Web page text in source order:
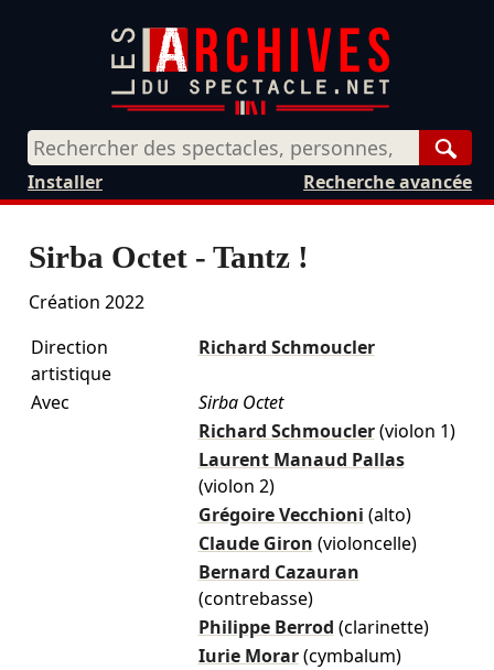
Recherche avancée
Installer
Sirba Octet - Tantz !
Création 2022
Direction
artistique
Richard Schmoucler
Avec
Sirba Octet
Richard Schmoucler (violon 1)
Laurent Manaud Pallas
(violon 2)
Grégoire Vecchioni (alto)
Claude Giron (violoncelle)
Bernard Cazauran
(contrebasse)
Philippe Berrod (clarinette)
Iurie Morar (cymbalum)